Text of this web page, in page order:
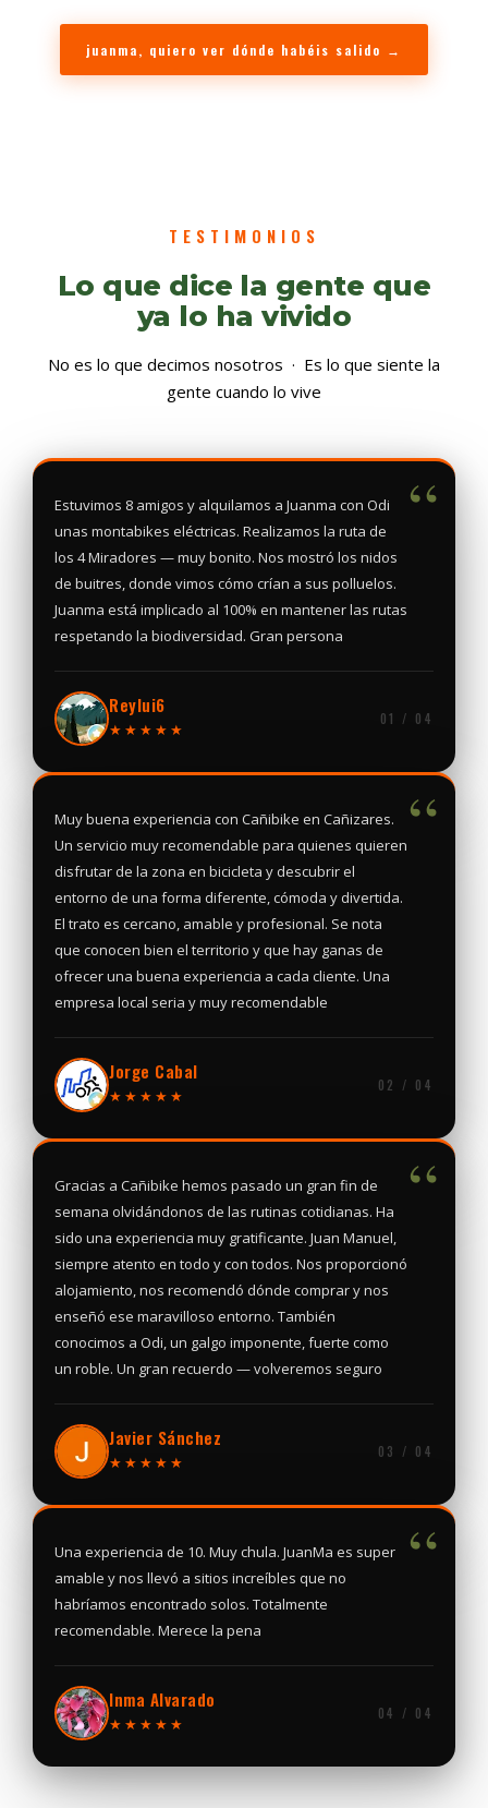
juanma, quiero ver dónde habéis salido →
TESTIMONIOS
Lo que dice la gente que
ya lo ha vivido
No es lo que decimos nosotros · Es lo que siente la
gente cuando lo vive
“
Estuvimos 8 amigos y alquilamos a Juanma con Odi
unas montabikes eléctricas. Realizamos la ruta de
los 4 Miradores — muy bonito. Nos mostró los nidos
de buitres, donde vimos cómo crían a sus polluelos.
Juanma está implicado al 100% en mantener las rutas
respetando la biodiversidad. Gran persona
Reylui6
★★★★★
01 / 04
“
Muy buena experiencia con Cañibike en Cañizares.
Un servicio muy recomendable para quienes quieren
disfrutar de la zona en bicicleta y descubrir el
entorno de una forma diferente, cómoda y divertida.
El trato es cercano, amable y profesional. Se nota
que conocen bien el territorio y que hay ganas de
ofrecer una buena experiencia a cada cliente. Una
empresa local seria y muy recomendable
Jorge Cabal
★★★★★
02 / 04
“
Gracias a Cañibike hemos pasado un gran fin de
semana olvidándonos de las rutinas cotidianas. Ha
sido una experiencia muy gratificante. Juan Manuel,
siempre atento en todo y con todos. Nos proporcionó
alojamiento, nos recomendó dónde comprar y nos
enseñó ese maravilloso entorno. También
conocimos a Odi, un galgo imponente, fuerte como
un roble. Un gran recuerdo — volveremos seguro
Javier Sánchez
★★★★★
03 / 04
“
Una experiencia de 10. Muy chula. JuanMa es super
amable y nos llevó a sitios increíbles que no
habríamos encontrado solos. Totalmente
recomendable. Merece la pena
Inma Alvarado
★★★★★
04 / 04